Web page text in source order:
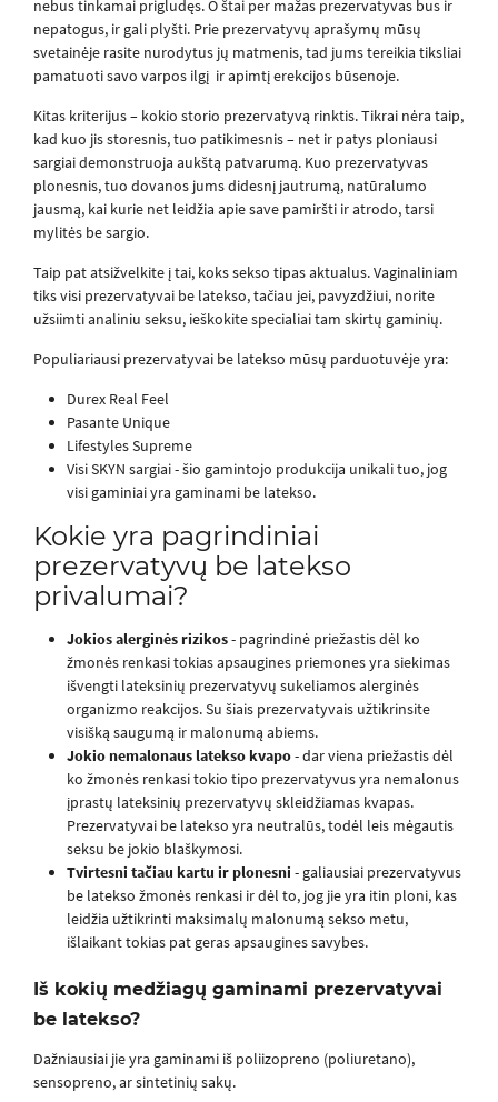
nebus tinkamai prigludęs. O štai per mažas prezervatyvas bus ir
nepatogus, ir gali plyšti. Prie prezervatyvų aprašymų mūsų
svetainėje rasite nurodytus jų matmenis, tad jums tereikia tiksliai
pamatuoti savo varpos ilgį ir apimtį erekcijos būsenoje.
Kitas kriterijus – kokio storio prezervatyvą rinktis. Tikrai nėra taip,
kad kuo jis storesnis, tuo patikimesnis – net ir patys ploniausi
sargiai demonstruoja aukštą patvarumą. Kuo prezervatyvas
plonesnis, tuo dovanos jums didesnį jautrumą, natūralumo
jausmą, kai kurie net leidžia apie save pamiršti ir atrodo, tarsi
mylitės be sargio.
Taip pat atsižvelkite į tai, koks sekso tipas aktualus. Vaginaliniam
tiks visi prezervatyvai be latekso, tačiau jei, pavyzdžiui, norite
užsiimti analiniu seksu, ieškokite specialiai tam skirtų gaminių.
Populiariausi prezervatyvai be latekso mūsų parduotuvėje yra:
Durex Real Feel
Pasante Unique
Lifestyles Supreme
Visi SKYN sargiai - šio gamintojo produkcija unikali tuo, jog
visi gaminiai yra gaminami be latekso.
Kokie yra pagrindiniai
prezervatyvų be latekso
privalumai?
Jokios alerginės rizikos- pagrindinė priežastis dėl ko
žmonės renkasi tokias apsaugines priemones yra siekimas
išvengti lateksinių prezervatyvų sukeliamos alerginės
organizmo reakcijos. Su šiais prezervatyvais užtikrinsite
visišką saugumą ir malonumą abiems.
Jokio nemalonaus latekso kvapo- dar viena priežastis dėl
ko žmonės renkasi tokio tipo prezervatyvus yra nemalonus
įprastų lateksinių prezervatyvų skleidžiamas kvapas.
Prezervatyvai be latekso yra neutralūs, todėl leis mėgautis
seksu be jokio blaškymosi.
Tvirtesni tačiau kartu ir plonesni - galiausiai prezervatyvus
be latekso žmonės renkasi ir dėl to, jog jie yra itin ploni, kas
leidžia užtikrinti maksimalų malonumą sekso metu,
išlaikant tokias pat geras apsaugines savybes.
Iš kokių medžiagų gaminami prezervatyvai
be latekso?
Dažniausiai jie yra gaminami iš poliizopreno (poliuretano),
sensopreno, ar sintetinių sakų.